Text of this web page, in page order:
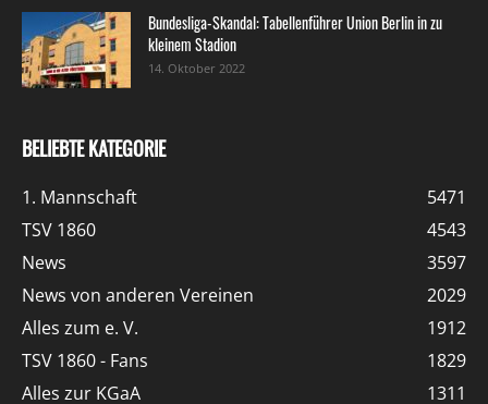
Bundesliga-Skandal: Tabellenführer Union Berlin in zu
kleinem Stadion
14. Oktober 2022
BELIEBTE KATEGORIE
1. Mannschaft
5471
TSV 1860
4543
News
3597
News von anderen Vereinen
2029
Alles zum e. V.
1912
TSV 1860 - Fans
1829
Alles zur KGaA
1311